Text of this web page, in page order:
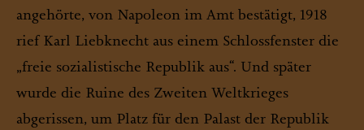
angehörte, von Napoleon im Amt bestätigt, 1918
rief Karl Liebknecht aus einem Schlossfenster die
„freie sozialistische Republik aus“. Und später
wurde die Ruine des Zweiten Weltkrieges
abgerissen, um Platz für den Palast der Republik